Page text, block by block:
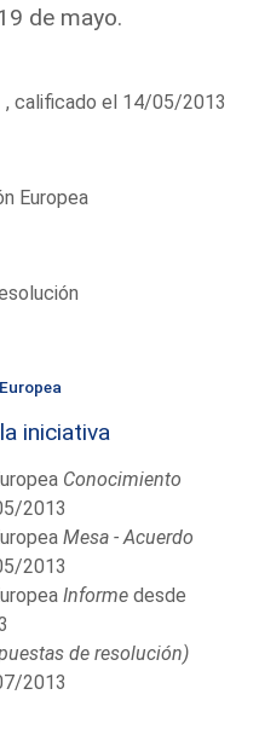
de mayo.
calificado el 14/05/2013
Europea
iniciativa
Conocimiento
2013
Mesa - Acuerdo
2013
Informe desde
de resolución)
2013